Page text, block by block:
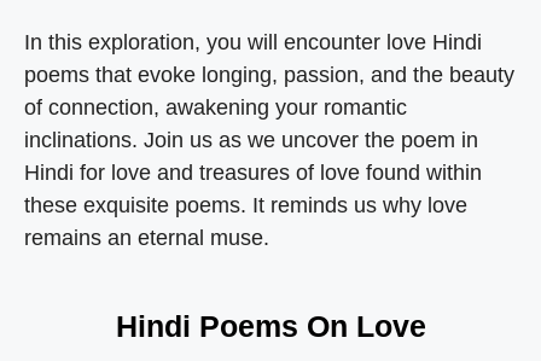
In this exploration, you will encounter love Hindi
poems that evoke longing, passion, and the beauty
of connection, awakening your romantic
inclinations. Join us as we uncover the poem in
Hindi for love and treasures of love found within
these exquisite poems. It reminds us why love
remains an eternal muse.
Hindi Poems On Love